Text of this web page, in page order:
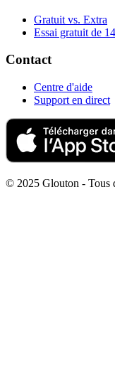
Gratuit vs. Extra
Essai gratuit de
Contact
Centre d'aide
Support en direct
© 2025 Glouton - Tous